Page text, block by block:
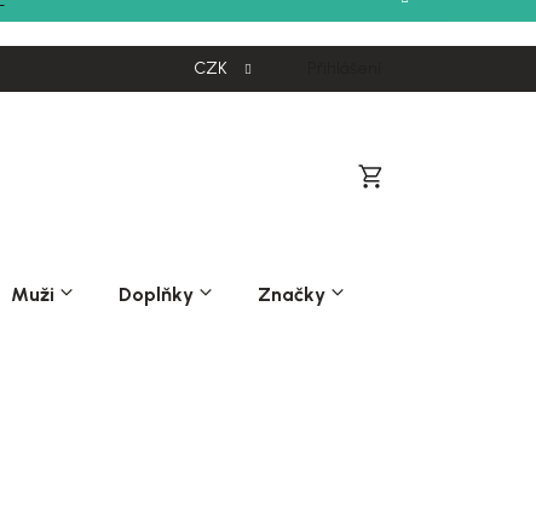
CZK
Nákupní
Muži Doplňky Značky